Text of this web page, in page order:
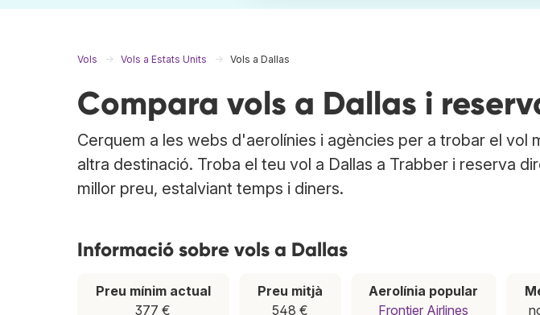
Vols Vols a Estats Units Vols a Dallas
Compara vols a Dallas i
Cerquem a les webs d'aerolínies i agències per a trobar el vol
altra destinació. Troba el teu vol a Dallas a Trabber i reserva
millor preu, estalviant temps i diners.
Informació sobre vols a Dallas
Preu mínim actual
377 €
Preu mitjà
548 €
Aerolínia popular
Frontier Airlines